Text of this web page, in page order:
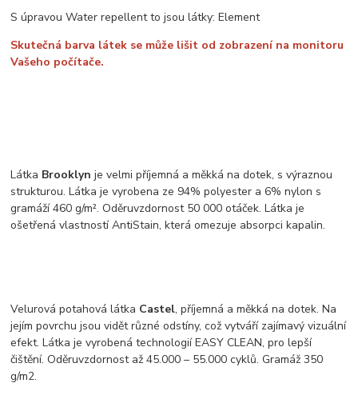
S úpravou Water repellent to jsou látky: Element
Skutečná barva látek se může lišit od zobrazení na monitoru
Vašeho počítače.
Látka Brooklyn je velmi příjemná a měkká na dotek, s výraznou
strukturou. Látka je vyrobena ze 94% polyester a 6% nylon s
gramáží 460 g/m². Oděruvzdornost 50 000 otáček. Látka je
ošetřená vlastností AntiStain, která omezuje absorpci kapalin.
Velurová potahová látka Castel, příjemná a měkká na dotek. Na
jejím povrchu jsou vidět různé odstíny, což vytváří zajímavý vizuální
efekt. Látka je vyrobená technologií EASY CLEAN, pro lepší
čištění. Oděruvzdornost až 45.000 – 55.000 cyklů. Gramáž 350
g/m2.